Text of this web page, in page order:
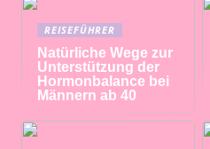
REISEFÜHRER
Natürliche Wege zur
Unterstützung der
Hormonbalance bei
Männern ab 40